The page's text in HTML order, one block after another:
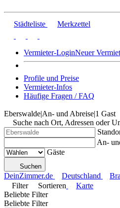
Städteliste Merkzettel
Vermieter-LoginNeuer
Profile und Preise
Vermieter-Infos
Häufige Fragen / FAQ
Eberswalde|An- und Abreise|1 Gast
Suche nach Ort, Adressen oder
An-
Gäste
Suchen
DeinZimmer.de Deutschland
Filter
Sortieren
Karte
Beliebte Filter
Beliebte Filter